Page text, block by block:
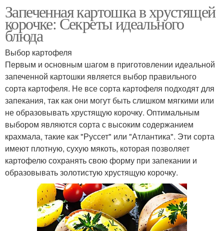
Запеченная картошка в хрустящей
корочке: Секреты идеального
блюда
Выбор картофеля
Первым и основным шагом в приготовлении идеальной
запеченной картошки является выбор правильного
сорта картофеля. Не все сорта картофеля подходят для
запекания, так как они могут быть слишком мягкими или
не образовывать хрустящую корочку. Оптимальным
выбором являются сорта с высоким содержанием
крахмала, такие как "Руссет" или "Атлантика". Эти сорта
имеют плотную, сухую мякоть, которая позволяет
картофелю сохранять свою форму при запекании и
образовывать золотистую хрустящую корочку.